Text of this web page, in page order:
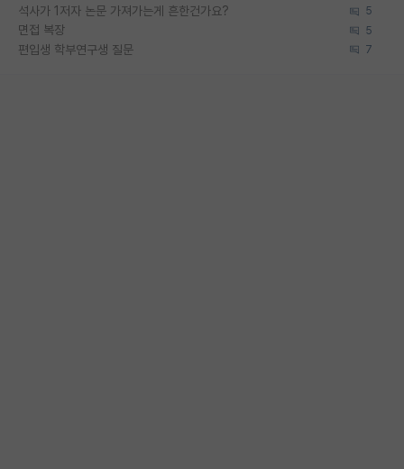
석사가 1저자 논문 가져가는게 흔한건가요? 5
면접 복장 5
편입생 학부연구생 질문 7